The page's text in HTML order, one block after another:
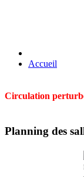
Accueil
Circulation
Planning des